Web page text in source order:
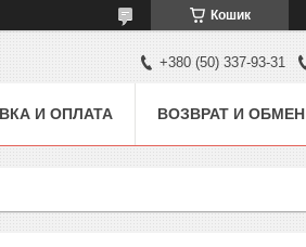
Кошик
+380 (50) 337-93-31
И ОПЛАТА ВОЗВРАТ И ОБМЕН